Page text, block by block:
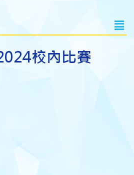
校內比賽